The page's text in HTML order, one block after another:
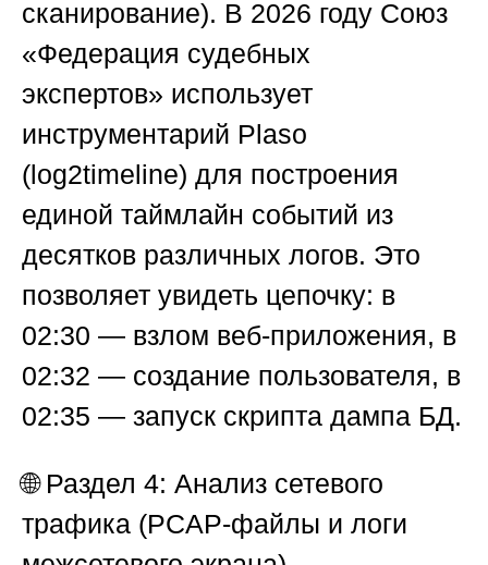
сканирование). В 2026 году Союз
«Федерация судебных
экспертов» использует
инструментарий Plaso
(log2timeline) для построения
единой таймлайн событий из
десятков различных логов. Это
позволяет увидеть цепочку: в
02:30 — взлом веб-приложения, в
02:32 — создание пользователя, в
02:35 — запуск скрипта дампа БД.
🌐 Раздел 4: Анализ сетевого
трафика (PCAP-файлы и логи